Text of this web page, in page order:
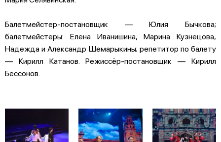
Балетмейстер-постановщик — Юлия Бычкова;
балетмейстеры: Елена Иванишина, Марина Кузнецова,
Надежда и Александр Шемарыкины; репетитор по балету
— Кирилл Катанов. Режиссёр-постановщик — Кирилл
Бессонов.